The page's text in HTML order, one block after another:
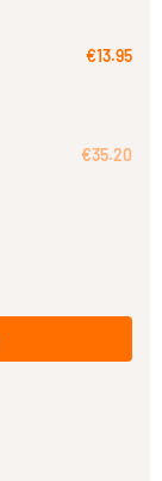
€13.95
€35.20